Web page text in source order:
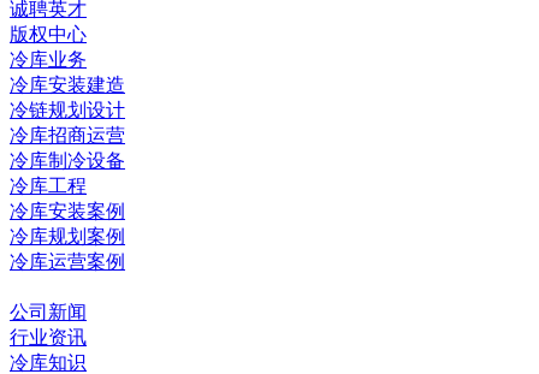
诚聘英才
版权中心
冷库业务
冷库安装建造
冷链规划设计
冷库招商运营
冷库制冷设备
冷库工程
冷库安装案例
冷库规划案例
冷库运营案例
公司新闻
行业资讯
冷库知识